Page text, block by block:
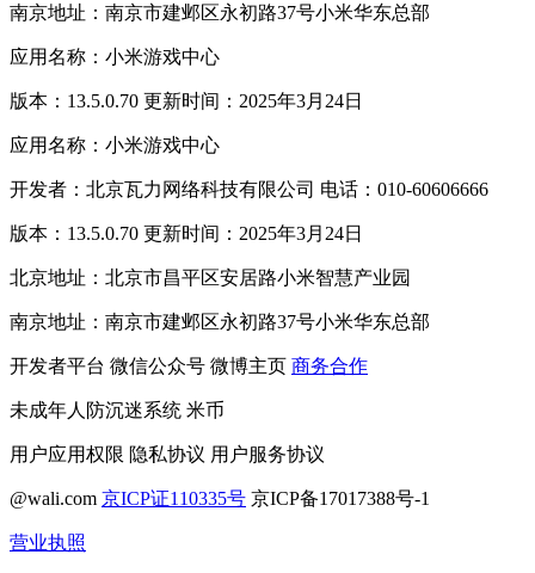
南京地址：南京市建邺区永初路37号小米华东总部
应用名称：小米游戏中心
版本：13.5.0.70 更新时间：2025年3月24日
应用名称：小米游戏中心
开发者：北京瓦力网络科技有限公司 电话：010-60606666
版本：13.5.0.70 更新时间：2025年3月24日
北京地址：北京市昌平区安居路小米智慧产业园
南京地址：南京市建邺区永初路37号小米华东总部
开发者平台 微信公众号 微博主页 商务合作
未成年人防沉迷系统 米币
用户应用权限 隐私协议 用户服务协议
@wali.com 京ICP证110335号 京ICP备17017388号-1
营业执照